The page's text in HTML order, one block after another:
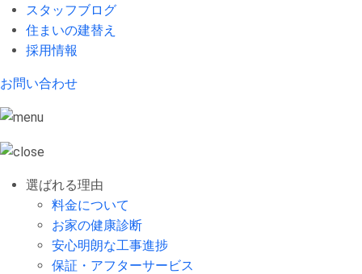
スタッフブログ
住まいの建替え
採用情報
お問い合わせ
選ばれる理由
料金について
お家の健康診断
安心明朗な工事進捗
保証・アフターサービス